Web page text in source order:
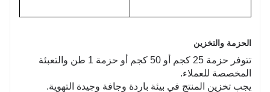
الحزمة والتخزين
تتوفر حزمة 25 كجم أو 50 كجم أو حزمة 1 طن والتعبئة
المخصصة للعملاء.
يجب تخزين المنتج في بيئة باردة وجافة وجيدة التهوية.